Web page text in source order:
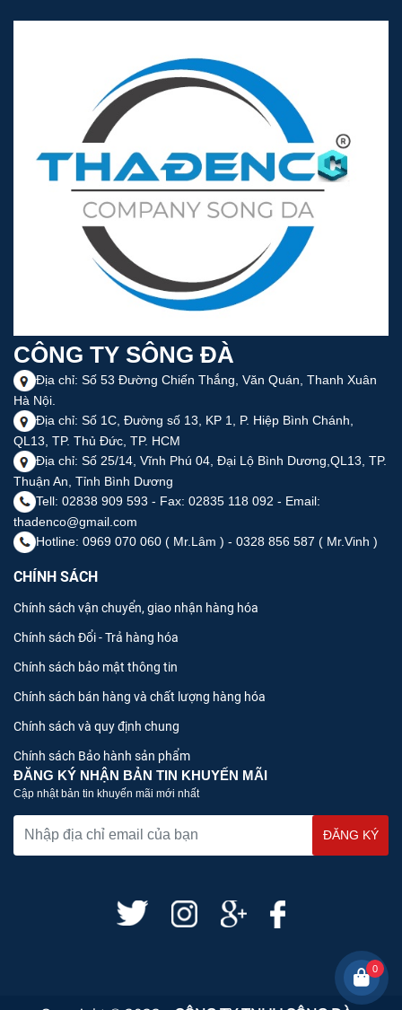
CÔNG TY SÔNG ĐÀ
Địa chỉ: Số 53 Đường Chiến Thắng, Văn Quán, Thanh Xuân
Hà Nội.
Địa chỉ: Số 1C, Đường số 13, KP 1, P. Hiệp Bình Chánh,
QL13, TP. Thủ Đức, TP. HCM
Địa chỉ: Số 25/14, Vĩnh Phú 04, Đại Lộ Bình Dương,QL13, TP.
Thuận An, Tỉnh Bình Dương
Tell: 02838 909 593 - Fax: 02835 118 092 - Email:
thadenco@gmail.com
Hotline: 0969 070 060 ( Mr.Lâm ) - 0328 856 587 ( Mr.Vinh )
CHÍNH SÁCH
Chính sách vận chuyển, giao nhận hàng hóa
Chính sách Đổi - Trả hàng hóa
Chính sách bảo mật thông tin
Chính sách bán hàng và chất lượng hàng hóa
Chính sách và quy định chung
Chính sách Bảo hành sản phẩm
ĐĂNG KÝ NHẬN BẢN TIN KHUYẾN MÃI
Cập nhật bản tin khuyến mãi mới nhất
0